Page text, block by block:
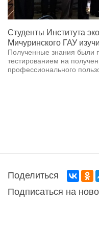
Студенты Института
Мичуринского ГАУ
Полученные знания были
тестированием на
профессионального
Поделиться
Подписаться на